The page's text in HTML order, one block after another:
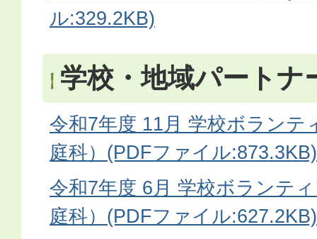
ル:329.2KB)
学校・地域パートナ
令和7年度 11月 学校ボランテ
庭科）(PDFファイル:873.3KB)
令和7年度 6月 学校ボランテ
庭科）(PDFファイル:627.2KB)